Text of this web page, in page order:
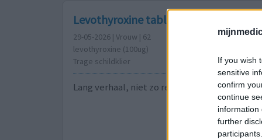
If you wish
sensitive
confirm
continue
information
further
Levothyroxine tabletten
29-05-2026 | Vrouw | 62
levothyroxine (100ug)
Trage schildklier
Lang verhaal, niet zo relevant.